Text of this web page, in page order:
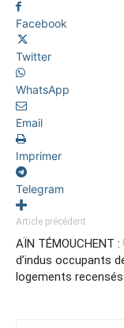
Facebook
Twitter
WhatsApp
Email
Imprimer
Telegram
Article précédent
AÏN TÉMOUCHENT
d’indus occupants
logements recensés